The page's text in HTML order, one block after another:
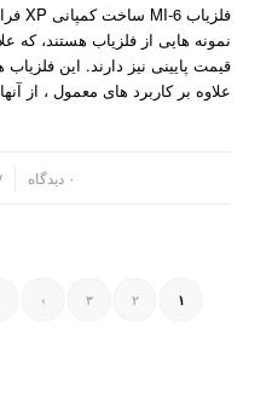
نمونه هایی از فلزیاب هستند، که
قیمت پایینی نیز دارند. این
علاوه بر کاربرد های معمول ، از
۰ دیدگاه
۱ ۲ ۳ ›